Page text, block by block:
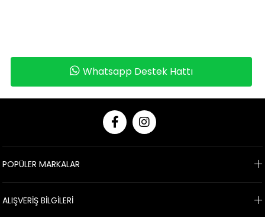
Whatsapp Destek Hattı
POPÜLER MARKALAR
ALIŞVERİŞ BİLGİLERİ